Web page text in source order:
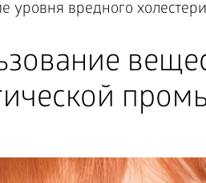
уровня вредного